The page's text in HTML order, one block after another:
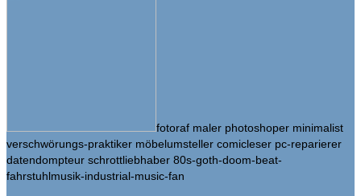
fotoraf maler photoshoper minimalist
verschwörungs-praktiker möbelumsteller comicleser pc-reparierer
datendompteur schrottliebhaber 80s-goth-doom-beat-
fahrstuhlmusik-industrial-music-fan